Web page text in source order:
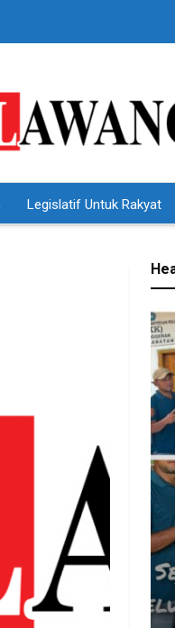
Legislatif Untuk Rakyat
SPPG
Kita Dan